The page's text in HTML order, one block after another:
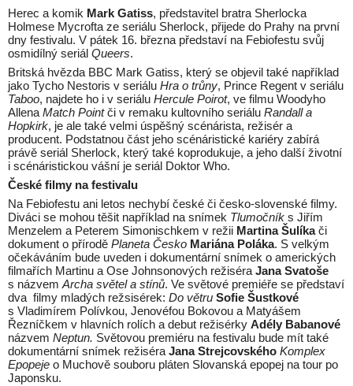
Herec a komik Mark Gatiss, představitel bratra Sherlocka
Holmese Mycrofta ze seriálu Sherlock, přijede do Prahy na první
dny festivalu. V pátek 16. března představí na Febiofestu svůj
osmidílný seriál Queers.
Britská hvězda BBC Mark Gatiss, který se objevil také například
jako Tycho Nestoris v seriálu Hra o trůny, Prince Regent v seriálu
Taboo, najdete ho i v seriálu Hercule Poirot, ve filmu Woodyho
Allena Match Pointči v remaku kultovního seriálu Randall a
Hopkirk, je ale také velmi úspěšný scénárista, režisér a
producent. Podstatnou část jeho scénáristické kariéry zabírá
právě seriál Sherlock, který také koprodukuje, a jeho další životní
i scénáristickou vášní je seriál Doktor Who.
České filmy na festivalu
Na Febiofestu ani letos nechybí české či česko-slovenské filmy.
Diváci se mohou těšit například na snímek Tlumočník s Jiřím
Menzelem a Peterem Simonischkem v režii Martina Šulíkači
dokument o přírodě Planeta Česko Mariána Poláka. S velkým
očekáváním bude uveden i dokumentární snímek o amerických
filmařích Martinu a Ose Johnsonových režiséra Jana Svatoše
s názvem Archa světel a stínů. Ve světové premiéře se představí
dva filmy mladých režsisérek: Do větru Sofie Šustkové
s Vladimírem Polívkou, Jenovéfou Bokovou a Matyášem
Řezníčkem v hlavních rolích a debut režisérky Adély Babanové
názvem Neptun. Světovou premiéru na festivalu bude mít také
dokumentární snímek režiséra Jana Strejcovského Komplex
Epopeje o Muchově souboru pláten Slovanská epopej na tour po
Japonsku.